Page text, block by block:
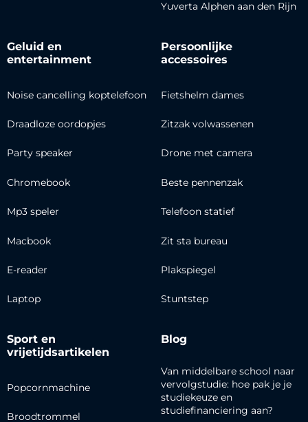
Yuverta Alphen aan den Rijn
Geluid en
entertainment
Noise cancelling koptelefoon
Draadloze oordopjes
Party speaker
Chromebook
Mp3 speler
Macbook
E-reader
Laptop
Persoonlijke
accessoires
Fietshelm dames
Zitzak volwassenen
Drone met camera
Beste pennenzak
Telefoon statief
Zit sta bureau
Plakspiegel
Stuntstep
Sport en
vrijetijdsartikelen
Popcornmachine
Broodtrommel
Blog
Van middelbare school naar
vervolgstudie: hoe pak je je
studiekeuze en
studiefinanciering aan?